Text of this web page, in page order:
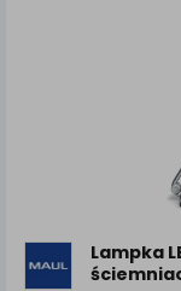
Lampka